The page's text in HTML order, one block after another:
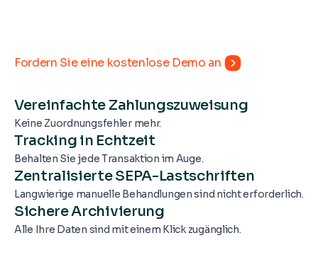
Fordern Sie eine kostenlose Demo an
Vereinfachte Zahlungszuweisung
Keine Zuordnungsfehler mehr.
Tracking in Echtzeit
Behalten Sie jede Transaktion im Auge.
Zentralisierte SEPA-Lastschriften
Langwierige manuelle Behandlungen sind nicht erforderlich.
Sichere Archivierung
Alle Ihre Daten sind mit einem Klick zugänglich.